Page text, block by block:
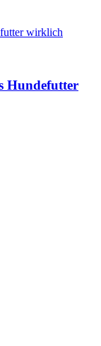
Hundefutter